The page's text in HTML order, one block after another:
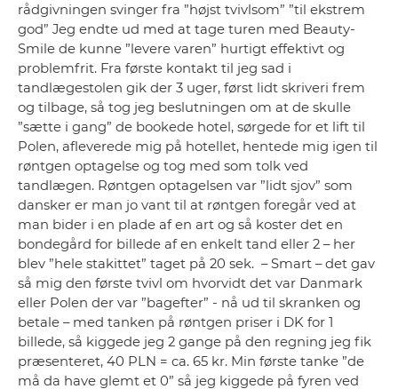
rådgivningen svinger fra ”højst tvivlsom” ”til ekstrem
god” Jeg endte ud med at tage turen med Beauty-
Smile de kunne ”levere varen” hurtigt effektivt og
problemfrit. Fra første kontakt til jeg sad i
tandlægestolen gik der 3 uger, først lidt skriveri frem
og tilbage, så tog jeg beslutningen om at de skulle
”sætte i gang” de bookede hotel, sørgede for et lift til
Polen, afleverede mig på hotellet, hentede mig igen til
røntgen optagelse og tog med som tolk ved
tandlægen. Røntgen optagelsen var ”lidt sjov” som
dansker er man jo vant til at røntgen foregår ved at
man bider i en plade af en art og så koster det en
bondegård for billede af en enkelt tand eller 2 – her
blev ”hele stakittet” taget på 20 sek. – Smart – det gav
så mig den første tvivl om hvorvidt det var Danmark
eller Polen der var ”bagefter” - nå ud til skranken og
betale – med tanken på røntgen priser i DK for 1
billede, så kiggede jeg 2 gange på den regning jeg fik
præsenteret, 40 PLN = ca. 65 kr. Min første tanke ”de
må da have glemt et 0” så jeg kiggede på fyren ved